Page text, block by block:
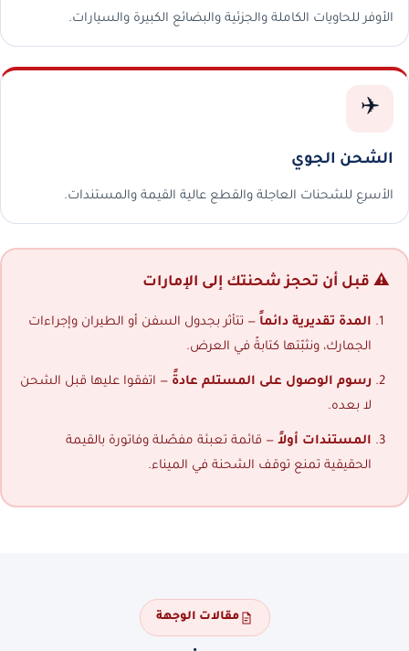
الأوفر للحاويات الكاملة والجزئية والبضائع الكبيرة والسيارات.
✈️
الشحن الجوي
الأسرع للشحنات العاجلة والقطع عالية القيمة والمستندات.
⚠️ قبل أن تحجز شحنتك إلى الإمارات
المدة تقديرية دائماً — تتأثر بجدول السفن أو الطيران وإجراءات
الجمارك، ونثبّتها كتابةً في العرض.
رسوم الوصول على المستلم عادةً — اتفقوا عليها قبل الشحن
لا بعده.
المستندات أولاً — قائمة تعبئة مفصّلة وفاتورة بالقيمة
الحقيقية تمنع توقف الشحنة في الميناء.
مقالات الوجهة